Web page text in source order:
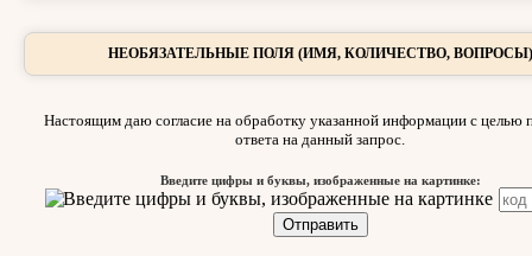
НЕОБЯЗАТЕЛЬНЫЕ ПОЛЯ (ИМЯ, КОЛИЧЕСТВО, ВОПРОСЫ)
Настоящим даю согласие на обработку указанной информации с целью
ответа на данный запрос.
Введите цифры и буквы, изображенные на картинке: